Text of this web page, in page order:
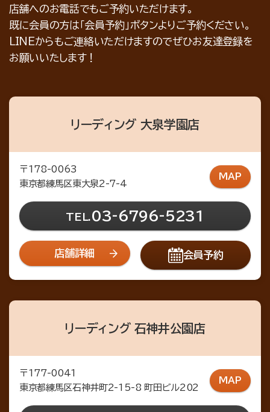
店舗へのお電話でもご予約いただけます。
既に会員の方は「会員予約」ボタンよりご予約ください。
LINEからもご連絡いただけますのでぜひお友達登録を
お願いいたします！
リーディング 大泉学園店
〒178-0063
東京都練馬区東大泉2-7-4
MAP
TEL.03-6796-5231
店舗詳細 会員予約
リーディング 石神井公園店
〒177-0041
東京都練馬区石神井町2-15-8 町田ビル202
MAP